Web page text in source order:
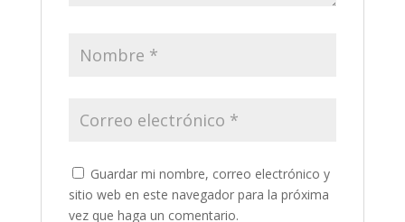
Guardar mi nombre, correo electrónico y
sitio web en este navegador para la próxima
vez que haga un comentario.